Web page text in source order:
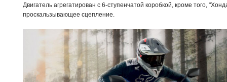
Двигатель агрегатирован с 6-ступенчатой коробкой, кроме того,
проскальзывающее сцепление.